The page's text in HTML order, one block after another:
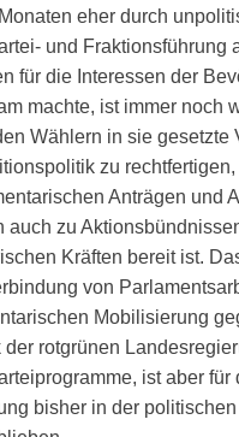
eher durch
und Fraktionsführung
für die Interessen der
machte, ist immer noch
Wählern in sie gesetzte
zu
Anträgen und
auch zu
Kräften bereit ist.
von
Mobilisierung
rotgrünen
ist aber für
bisher in der